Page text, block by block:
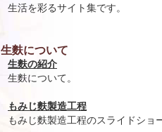
生活を彩るサイト集です。
生麩について
生麩の紹介
生麩について。
もみじ麩製造工程
もみじ麩製造工程のスライドショ